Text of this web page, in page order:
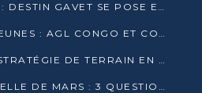
PRÉSIDENTIELLE 2026 : DESTIN GAVET SE POSE EN CANDIDAT DU « RAS-LE-BOL »
EMPLOYABILITÉ DES JEUNES : AGL CONGO ET CONGO TERMINAL S’ALLIENT À UCAC-ICAM
LE MJPU DÉPLOIE SA STRATÉGIE DE TERRAIN EN FAVEUR DE DSN
ÉLECTION PRÉSIDENTIELLE DE MARS : 3 QUESTIONS À UN EXPERT CONGOLAIS DE LA CYBERSÉCURITÉ